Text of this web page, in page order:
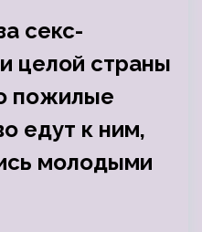
секс-
целой страны
пожилые
едут к ним,
молодыми